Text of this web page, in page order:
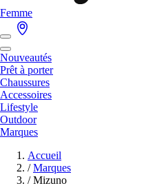
Femme
Nouveautés
Prêt à porter
Chaussures
Accessoires
Lifestyle
Outdoor
Marques
Accueil
/ Marques
/ Mizuno